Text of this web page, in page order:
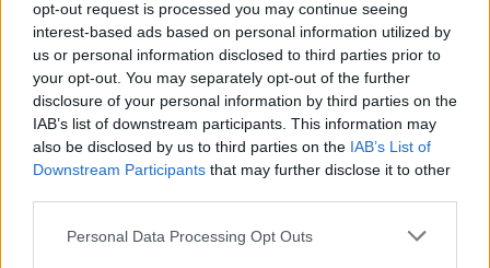
opt-out request is processed you may continue seeing
interest-based ads based on personal information utilized by
us or personal information disclosed to third parties prior to
your opt-out. You may separately opt-out of the further
disclosure of your personal information by third parties on the
IAB’s list of downstream participants. This information may
also be disclosed by us to third parties on the IAB’s List of
Downstream Participants that may further disclose it to other
Personal Data Processing Opt Outs